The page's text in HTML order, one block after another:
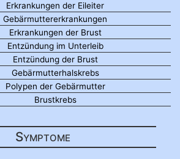
Erkrankungen der Eileiter
Gebärmuttererkrankungen
Erkrankungen der Brust
Entzündung im Unterleib
Entzündung der Brust
Gebärmutterhalskrebs
Polypen der Gebärmutter
Brustkrebs
Symptome